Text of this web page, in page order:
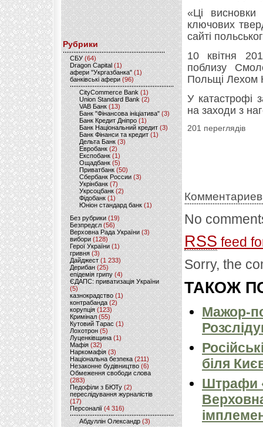
Рубрики
CБУ (64)
Dragon Capital (1)
афери "Укргазбанка" (1)
банківські афери (96)
CityCommerce Bank (1)
Union Standard Bank (2)
VAB Банк (13)
Банк "Фінансова ініціатива" (3)
Банк Кредит Дніпро (1)
Банк Національний кредит (3)
Банк Фінанси та кредит (1)
Дельта Банк (3)
Евробанк(2)
Експобанк (1)
Ощадбанк(5)
Приватбанк (50)
Сбербанк России (3)
Укрінбанк(7)
Укрсоцбанк (2)
Фідобанк (1)
Юніон стандард банк(1)
Без рубрики (19)
Безпредєл(56)
Верховна Рада України (3)
вибори(128)
Герої України(1)
гривня (3)
Дайджест (1 233)
Дерибан (25)
епідемія грипу (4)
ЄДАПС: приватизація України
(5)
казнокрадство (1)
контрабанда (2)
корупція (123)
Кримінал (55)
Кутовий Тарас (1)
Лохотрон(5)
Луценківщина (1)
Мафія (32)
Наркомафія (3)
Національна безпека (211)
Незаконне будівництво(6)
Обмеження свободи слова
(283)
Педофіли з БЮТу (2)
переслідування журналістів
(17)
Персоналії (4 316)
Абдуллін Олександр (3)
«Ці висновки
ключових
сайті
10 квітня
поблизу
Польщі Лехом
У катастрофі
на заходи з
201 переглядів
No
RSS feed
Sorry, the
ТАКОЖ
Мажор-
біля
Штрафи